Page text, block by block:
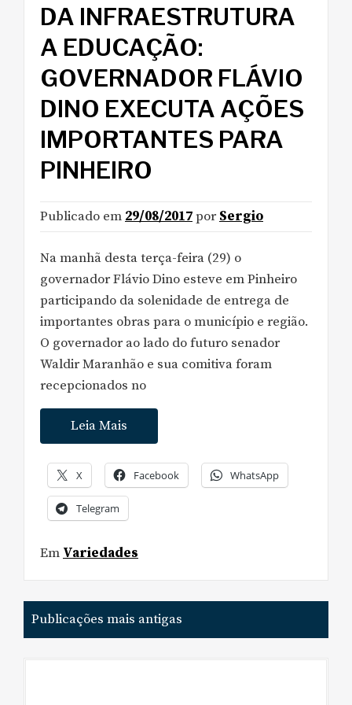
DA INFRAESTRUTURA
A EDUCAÇÃO:
GOVERNADOR FLÁVIO
DINO EXECUTA AÇÕES
IMPORTANTES PARA
PINHEIRO
Publicado em 29/08/2017por Sergio
Na manhã desta terça-feira (29) o
governador Flávio Dino esteve em Pinheiro
participando da solenidade de entrega de
importantes obras para o município e região.
O governador ao lado do futuro senador
Waldir Maranhão e sua comitiva foram
recepcionados no
Leia Mais
X Facebook WhatsApp
Telegram
EmVariedades
Navegação
por
Publicações mais antigas